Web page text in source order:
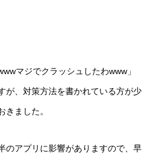
マジでクラッシュしたわwww」
が、対策方法を書かれている方が少
きました。
のアプリに影響がありますので、早